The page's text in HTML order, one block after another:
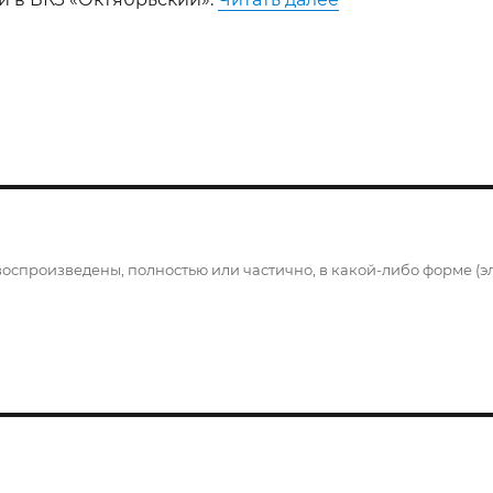
полностью или частично, в какой-либо форме